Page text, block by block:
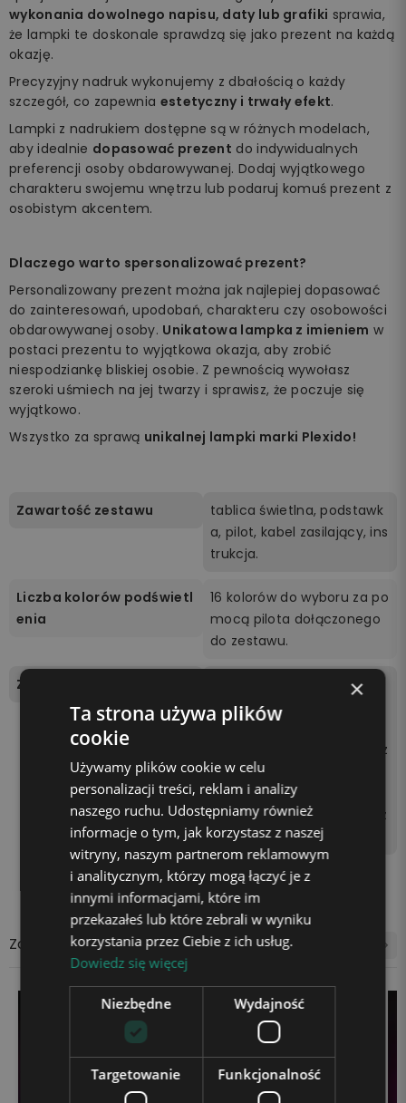
wykonania dowolnego napisu, daty lub grafiki sprawia,
że lampki te doskonale sprawdzą się jako prezent na każdą
okazję.
Precyzyjny nadruk wykonujemy z dbałością o każdy
szczegół, co zapewnia estetyczny i trwały efekt.
Lampki z nadrukiem dostępne są w różnych modelach,
aby idealnie dopasować prezent do indywidualnych
preferencji osoby obdarowywanej. Dodaj wyjątkowego
charakteru swojemu wnętrzu lub podaruj komuś prezent z
osobistym akcentem.
Dlaczego warto spersonalizować prezent?
Personalizowany prezent można jak najlepiej dopasować
do zainteresowań, upodobań, charakteru czy osobowości
obdarowywanej osoby. Unikatowa lampka z imieniem w
postaci prezentu to wyjątkowa okazja, aby zrobić
niespodziankę bliskiej osobie. Z pewnością wywołasz
szeroki uśmiech na jej twarzy i sprawisz, że poczuje się
wyjątkowo.
Wszystko za sprawą unikalnej lampki marki Plexido!
Zawartość zestawu
tablica świetlna, podstawk
a, pilot, kabel zasilający, ins
trukcja.
Liczba kolorów podświetl
enia
16 kolorów do wyboru za po
mocą pilota dołączonego
do zestawu.
Zasilanie
Podstawka zasilana jest be
zprzewodowo 3 bateriami
AA (brak w zestawie) lub p
oprzez podłączenie kabla z
asilającego do kontaktu z
użyciem kostki zasilającej
(np. od telefonu) lub gniaz
da USB w laptopie.
Zobacz także
×
Ta strona używa plików
cookie
Używamy plików cookie w celu
personalizacji treści, reklam i analizy
naszego ruchu. Udostępniamy również
informacje o tym, jak korzystasz z naszej
witryny, naszym partnerom reklamowym
i analitycznym, którzy mogą łączyć je z
innymi informacjami, które im
przekazałeś lub które zebrali w wyniku
korzystania przez Ciebie z ich usług.
Dowiedz się więcej
Niezbędne Wydajność
Targetowanie Funkcjonalność